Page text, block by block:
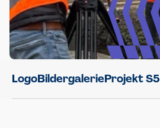
LogoBildergalerieProjekt S5